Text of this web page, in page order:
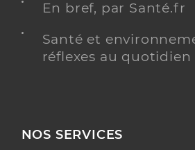
En bref, par Santé.fr
Santé et
réflexes au quotidien
NOS SERVICES